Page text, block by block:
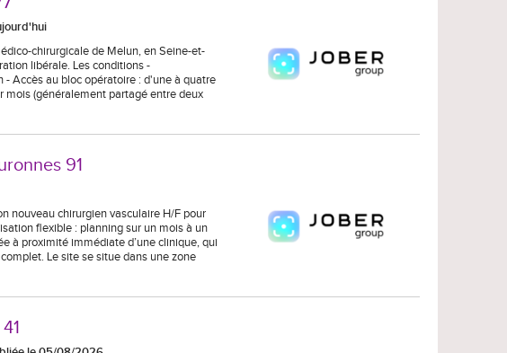
chirurgicale de Melun, en Seine-et-
libérale. Les conditions -
Accès au bloc opératoire : d'une à quatre
(généralement partagé entre deux
91
nouveau chirurgien vasculaire H/F pour
flexible : planning sur un mois à un
à proximité immédiate d’une clinique, qui
Le site se situe dans une zone